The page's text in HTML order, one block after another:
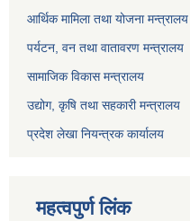
आर्थिक मामिला तथा योजना मन्त्रालय
पर्यटन, वन तथा वातावरण मन्त्रालय
सामाजिक विकास मन्त्रालय
उद्योग, कृषि तथा सहकारी मन्त्रालय
प्रदेश लेखा नियन्त्रक कार्यालय
महत्वपुर्ण लिंक